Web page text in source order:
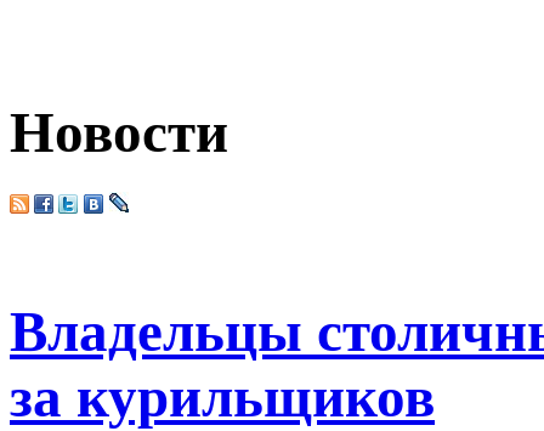
Новости
Владельцы
за курильщиков